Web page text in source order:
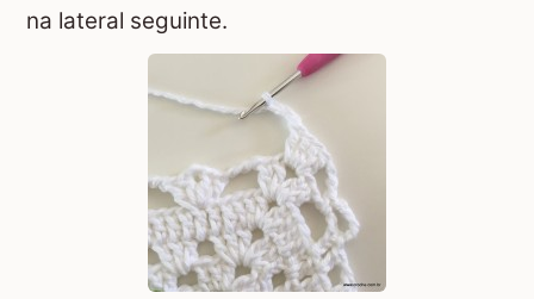
na lateral seguinte.